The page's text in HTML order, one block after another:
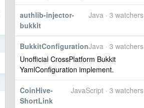
Java · 3 watchers
authlib-injector-
bukkit
Java · 3 watchers
BukkitConfiguration
Unofficial CrossPlatform Bukkit
YamlConfiguration implement.
JavaScript · 3 watchers
CoinHive-
ShortLink